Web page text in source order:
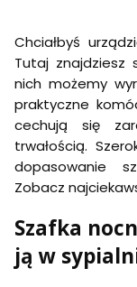
Chciałbyś
Tutaj znajdziesz
nich możemy
praktyczne
cechują się
trwałością.
dopasowanie
Zobacz
Szafka
ją w